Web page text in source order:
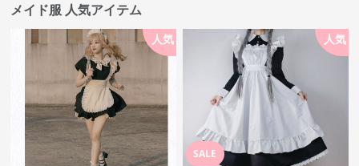
メイド服 人気アイテム
人気
SALE
人気